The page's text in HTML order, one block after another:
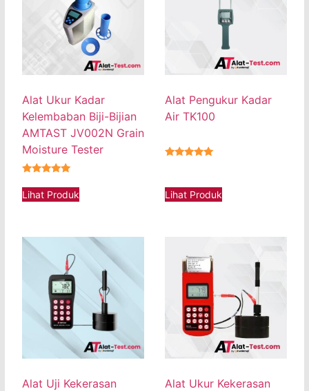
Alat Ukur Kadar
Kelembaban Biji-Bijian
AMTAST JV002N Grain
Moisture Tester
Lihat Produk
Alat Pengukur Kadar
Air TK100
Lihat Produk
Alat Uji Kekerasan
Alat Ukur Kekerasan